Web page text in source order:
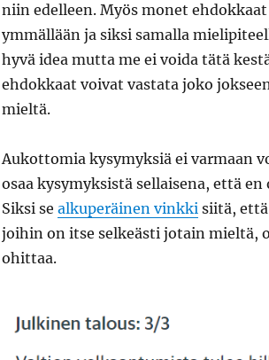
niin edelleen. Myös monet
ymmällään ja siksi samalla
hyvä idea mutta me ei voida tätä
ehdokkaat voivat vastata joko
mieltä.
Aukottomia kysymyksiä ei varmaan
osaa kysymyksistä sellaisena, että
Siksi se alkuperäinen vinkkisiitä, että
joihin on itse selkeästi jotain mieltä,
ohittaa.